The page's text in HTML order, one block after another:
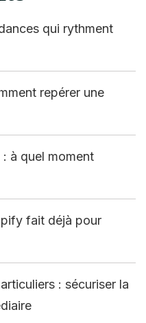
qui rythment
repérer une
: à quel moment
fait déjà pour
: sécuriser la